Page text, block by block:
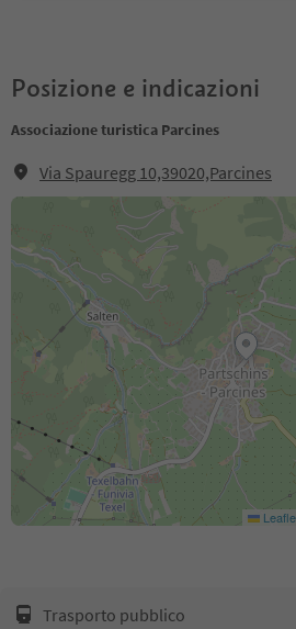
Posizione e indicazioni
Associazione turistica Parcines
Via Spauregg 10,39020,Parcines
Trasporto pubblico